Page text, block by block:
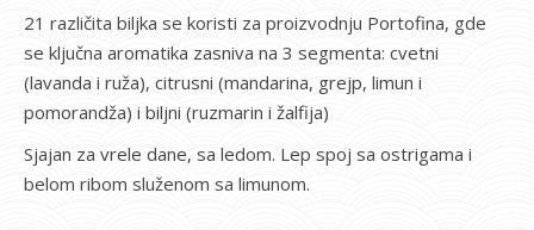
21 različita biljka se koristi za proizvodnju Portofina, gde
se ključna aromatika zasniva na 3 segmenta: cvetni
(lavanda i ruža), citrusni (mandarina, grejp, limun i
pomorandža) i biljni (ruzmarin i žalfija)
Sjajan za vrele dane, sa ledom. Lep spoj sa ostrigama i
belom ribom služenom sa limunom.